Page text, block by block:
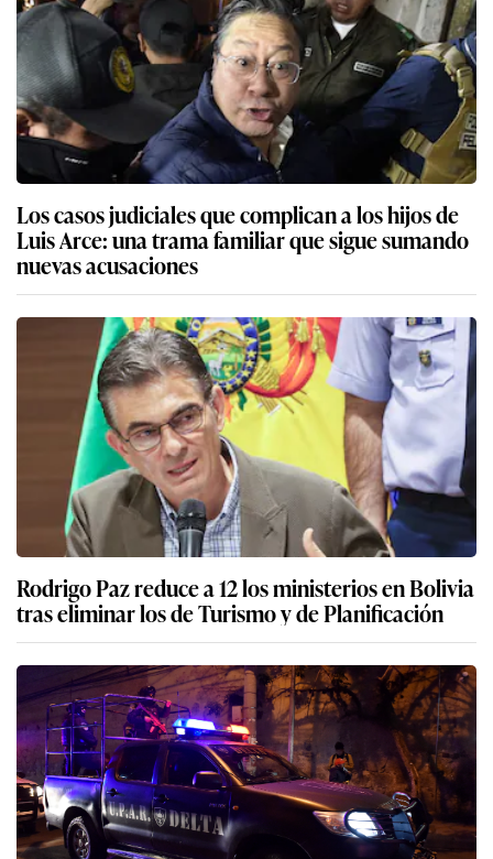
Los casos judiciales que complican a los hijos de
Luis Arce: una trama familiar que sigue sumando
nuevas acusaciones
Rodrigo Paz reduce a 12 los ministerios en Bolivia
tras eliminar los de Turismo y de Planificación